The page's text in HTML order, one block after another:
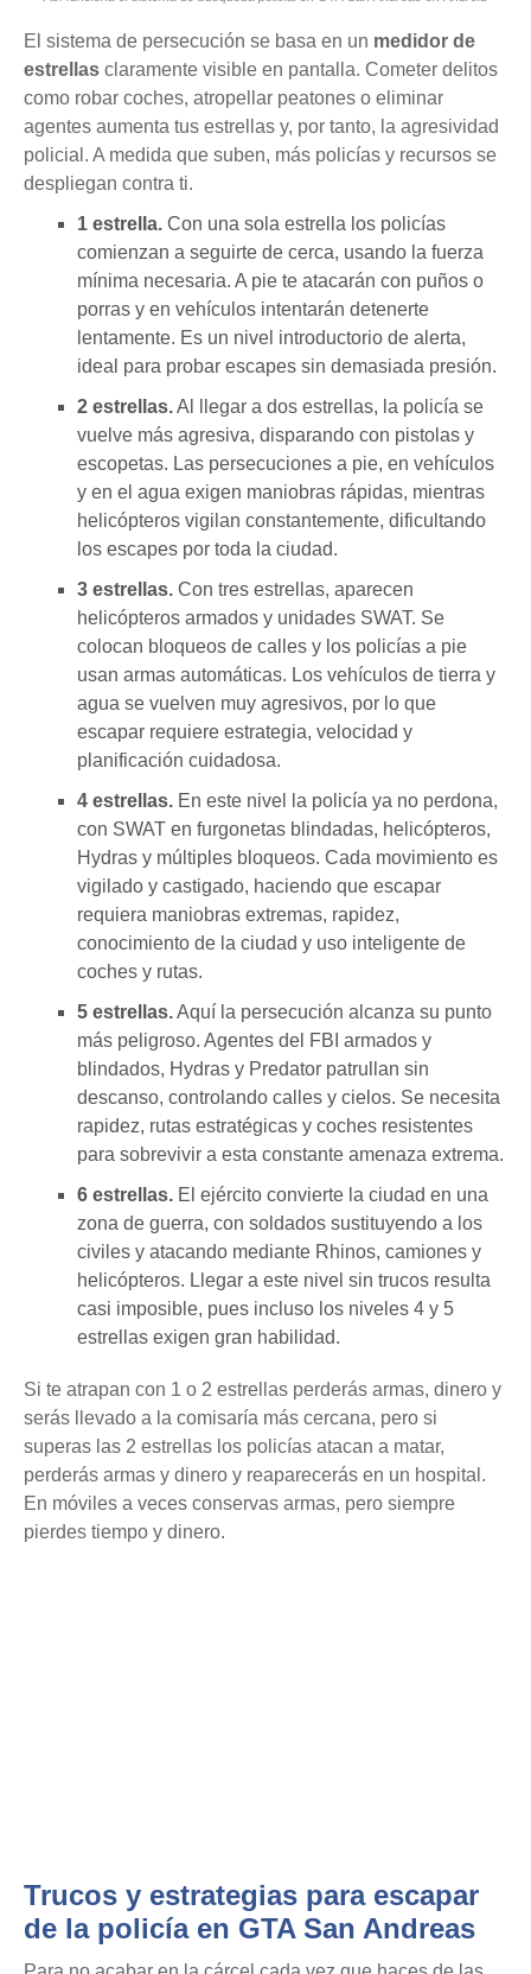
El sistema de persecución se basa en un medidor de
estrellas claramente visible en pantalla. Cometer delitos
como robar coches, atropellar peatones o eliminar
agentes aumenta tus estrellas y, por tanto, la agresividad
policial. A medida que suben, más policías y recursos se
despliegan contra ti.
1 estrella. Con una sola estrella los policías
comienzan a seguirte de cerca, usando la fuerza
mínima necesaria. A pie te atacarán con puños o
porras y en vehículos intentarán detenerte
lentamente. Es un nivel introductorio de alerta,
ideal para probar escapes sin demasiada presión.
2 estrellas.Al llegar a dos estrellas, la policía se
vuelve más agresiva, disparando con pistolas y
escopetas. Las persecuciones a pie, en vehículos
y en el agua exigen maniobras rápidas, mientras
helicópteros vigilan constantemente, dificultando
los escapes por toda la ciudad.
3 estrellas. Con tres estrellas, aparecen
helicópteros armados y unidades SWAT. Se
colocan bloqueos de calles y los policías a pie
usan armas automáticas. Los vehículos de tierra y
agua se vuelven muy agresivos, por lo que
escapar requiere estrategia, velocidad y
planificación cuidadosa.
4 estrellas. En este nivel la policía ya no perdona,
con SWAT en furgonetas blindadas, helicópteros,
Hydras y múltiples bloqueos. Cada movimiento es
vigilado y castigado, haciendo que escapar
requiera maniobras extremas, rapidez,
conocimiento de la ciudad y uso inteligente de
coches y rutas.
5 estrellas.Aquí la persecución alcanza su punto
más peligroso. Agentes del FBI armados y
blindados, Hydras y Predator patrullan sin
descanso, controlando calles y cielos. Se necesita
rapidez, rutas estratégicas y coches resistentes
para sobrevivir a esta constante amenaza extrema.
6 estrellas. El ejército convierte la ciudad en una
zona de guerra, con soldados sustituyendo a los
civiles y atacando mediante Rhinos, camiones y
helicópteros. Llegar a este nivel sin trucos resulta
casi imposible, pues incluso los niveles 4 y 5
estrellas exigen gran habilidad.
Si te atrapan con 1 o 2 estrellas perderás armas, dinero y
serás llevado a la comisaría más cercana, pero si
superas las 2 estrellas los policías atacan a matar,
perderás armas y dinero y reaparecerás en un hospital.
En móviles a veces conservas armas, pero siempre
pierdes tiempo y dinero.
Trucos y estrategias para escapar
de la policía en GTA San Andreas